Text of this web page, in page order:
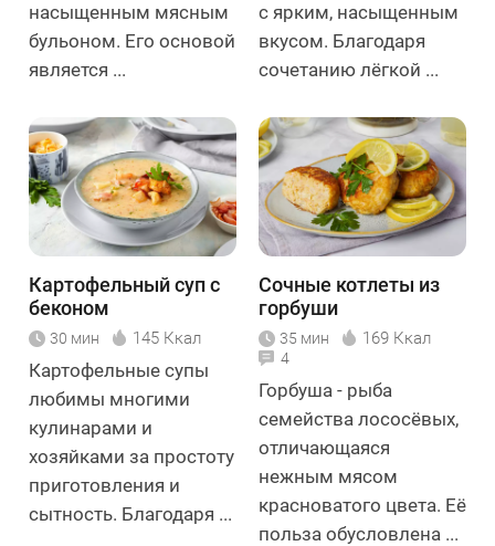
насыщенным мясным
бульоном. Его основой
является ...
с ярким, насыщенным
вкусом. Благодаря
сочетанию лёгкой ...
Картофельный суп с
беконом
30 мин 145 Ккал
Картофельные супы
любимы многими
кулинарами и
хозяйками за простоту
приготовления и
сытность. Благодаря ...
Сочные котлеты из
горбуши
35 мин 169 Ккал
4
Горбуша - рыба
семейства лососёвых,
отличающаяся
нежным мясом
красноватого цвета. Её
польза обусловлена ...